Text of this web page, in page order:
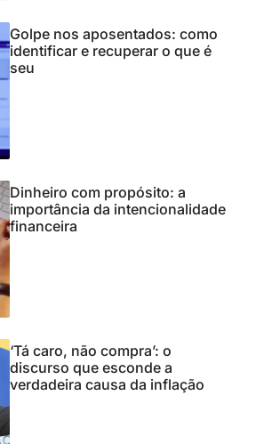
Golpe nos aposentados: como
identificar e recuperar o que é
seu
Dinheiro com propósito: a
importância da intencionalidade
financeira
‘Tá caro, não compra’: o
discurso que esconde a
verdadeira causa da inflação